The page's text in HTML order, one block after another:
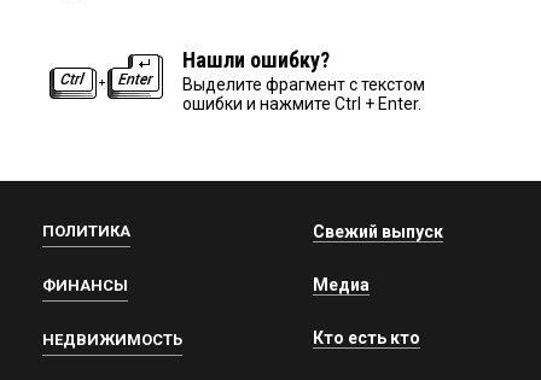
Нашли ошибку?
Выделите фрагмент с текстом
ошибки и нажмите Ctrl + Enter.
ПОЛИТИКА
ФИНАНСЫ
НЕДВИЖИМОСТЬ
Свежий выпуск
Медиа
Кто есть кто